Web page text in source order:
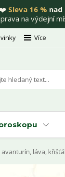
Sleva 16 % nad
na výdejní
Více
láva, křišťál